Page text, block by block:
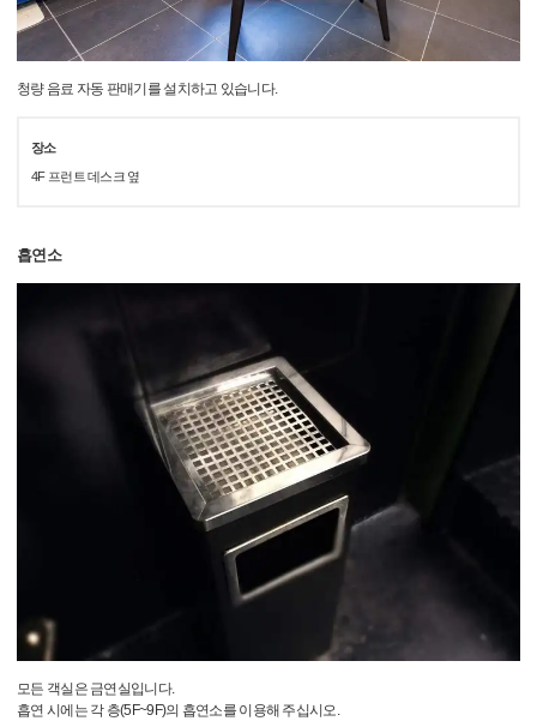
청량 음료 자동 판매기를 설치하고 있습니다.
장소
4F 프런트 데스크 옆
흡연소
모든 객실은 금연실입니다.
흡연 시에는 각 층(5F~9F)의 흡연소를 이용해 주십시오.